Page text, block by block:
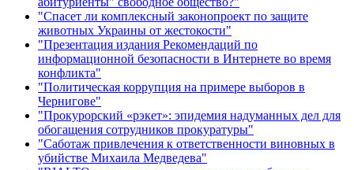
"Спасет ли комплексный законопроект по защите
животных Украины от жестокости"
"Презентация издания Рекомендаций по
информационной безопасности в Интернете во время
конфликта"
"Политическая коррупция на примере выборов в
Чернигове"
"Прокурорский «рэкет»: эпидемия надуманных дел для
обогащения сотрудников прокуратуры"
"Саботаж привлечения к ответственности виновных в
убийстве Михаила Медведева"